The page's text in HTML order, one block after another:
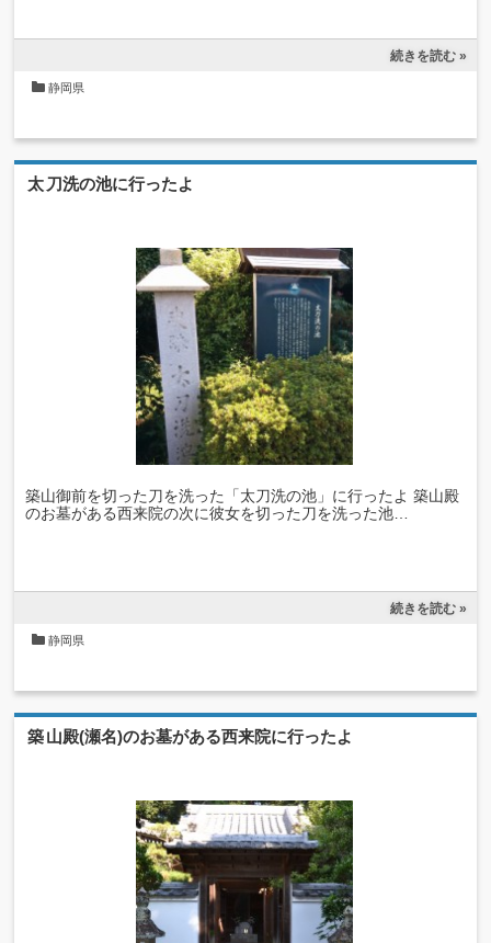
続きを読む »
静岡県
太刀洗の池に行ったよ
築山御前を切った刀を洗った「太刀洗の池」に行ったよ 築山殿
のお墓がある西来院の次に彼女を切った刀を洗った池…
続きを読む »
静岡県
築山殿(瀬名)のお墓がある西来院に行ったよ